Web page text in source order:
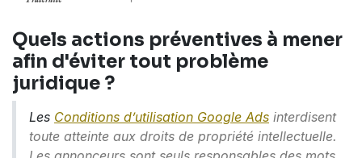
Quels actions préventives à mener
afin d'éviter tout problème
juridique ?
Les Conditions d’utilisation Google Ads interdisent
toute atteinte aux droits de propriété intellectuelle.